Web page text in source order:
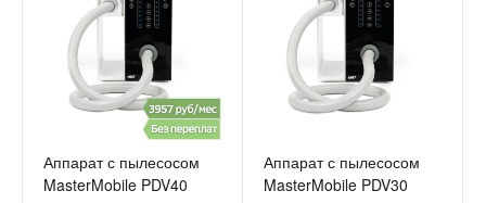
Аппарат с пылесосом
MasterMobile PDV40
Аппарат с пылесосом
MasterMobile PDV30